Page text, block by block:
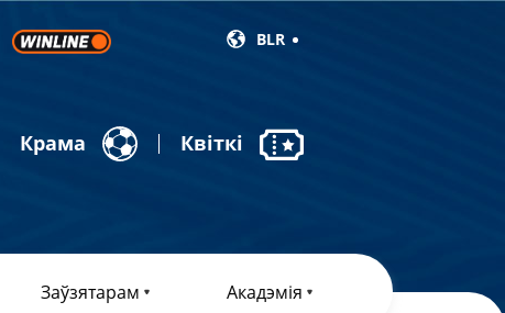
BLR
Крама Квіткі
Заўзятарам Акадэмія